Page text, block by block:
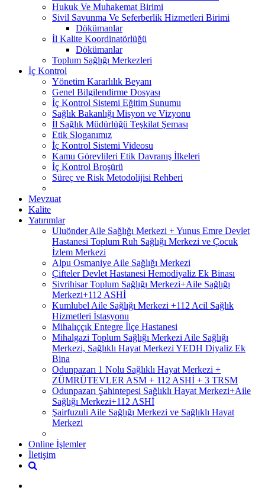
Hukuk Ve Muhakemat Birimi
Sivil Savunma Ve Seferberlik Hizmetleri Birimi
Dökümanlar
İl Kalite Koordinatörlüğü
Dökümanlar
Toplum Sağlığı Merkezleri
İç Kontrol
Yönetim Kararlılık Beyanı
Genel Bilgilendirme Dosyası
İç Kontrol Sistemi Eğitim Sunumu
Sağlık Bakanlığı Misyon ve Vizyonu
İl Sağlık Müdürlüğü Teşkilat Şeması
Etik Sloganımız
İç Kontrol Sistemi Videosu
Kamu Görevlileri Etik Davranış İlkeleri
İç Kontrol Broşürü
Süreç ve Risk Metodolijisi Rehberi
Mevzuat
Kalite
Yatırımlar
Uluönder Aile Sağlığı Merkezi + Yunus Emre Devlet
Hastanesi Toplum Ruh Sağlığı Merkezi ve Çocuk
İzlem Merkezi
Alpu Osmaniye Aile Sağlığı Merkezi
Çifteler Devlet Hastanesi Hemodiyaliz Ek Binası
Sivrihisar Toplum Sağlığı Merkezi+Aile Sağlığı
Merkezi+112 ASHİ
Kumlubel Aile Sağlığı Merkezi +112 Acil Sağlık
Hizmetleri İstasyonu
Mihalıççık Entegre İlçe Hastanesi
Mihalgazi Toplum Sağlığı Merkezi Aile Sağlığı
Merkezi, Sağlıklı Hayat Merkezi YEDH Diyaliz Ek
Bina
Odunpazarı 1 Nolu Sağlıklı Hayat Merkezi +
ZÜMRÜTEVLER ASM + 112 ASHİ + 3 TRSM
Odunpazarı Şahintepesi Sağlıklı Hayat Merkezi+Aile
Sağlığı Merkezi+112 ASHİ
Şairfuzuli Aile Sağlığı Merkezi ve Sağlıklı Hayat
Merkezi
Online İşlemler
İletişim